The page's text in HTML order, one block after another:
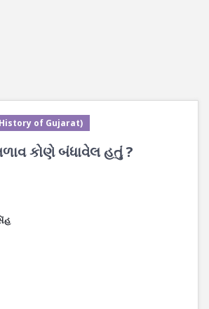
of Gujarat)
કોણે બંધાવેલ હતું ?